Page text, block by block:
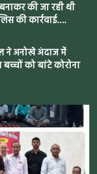
की जा रही थी
की कार्रवाई….
ने अनोखे अंदाज में
को बांटे कोरोना